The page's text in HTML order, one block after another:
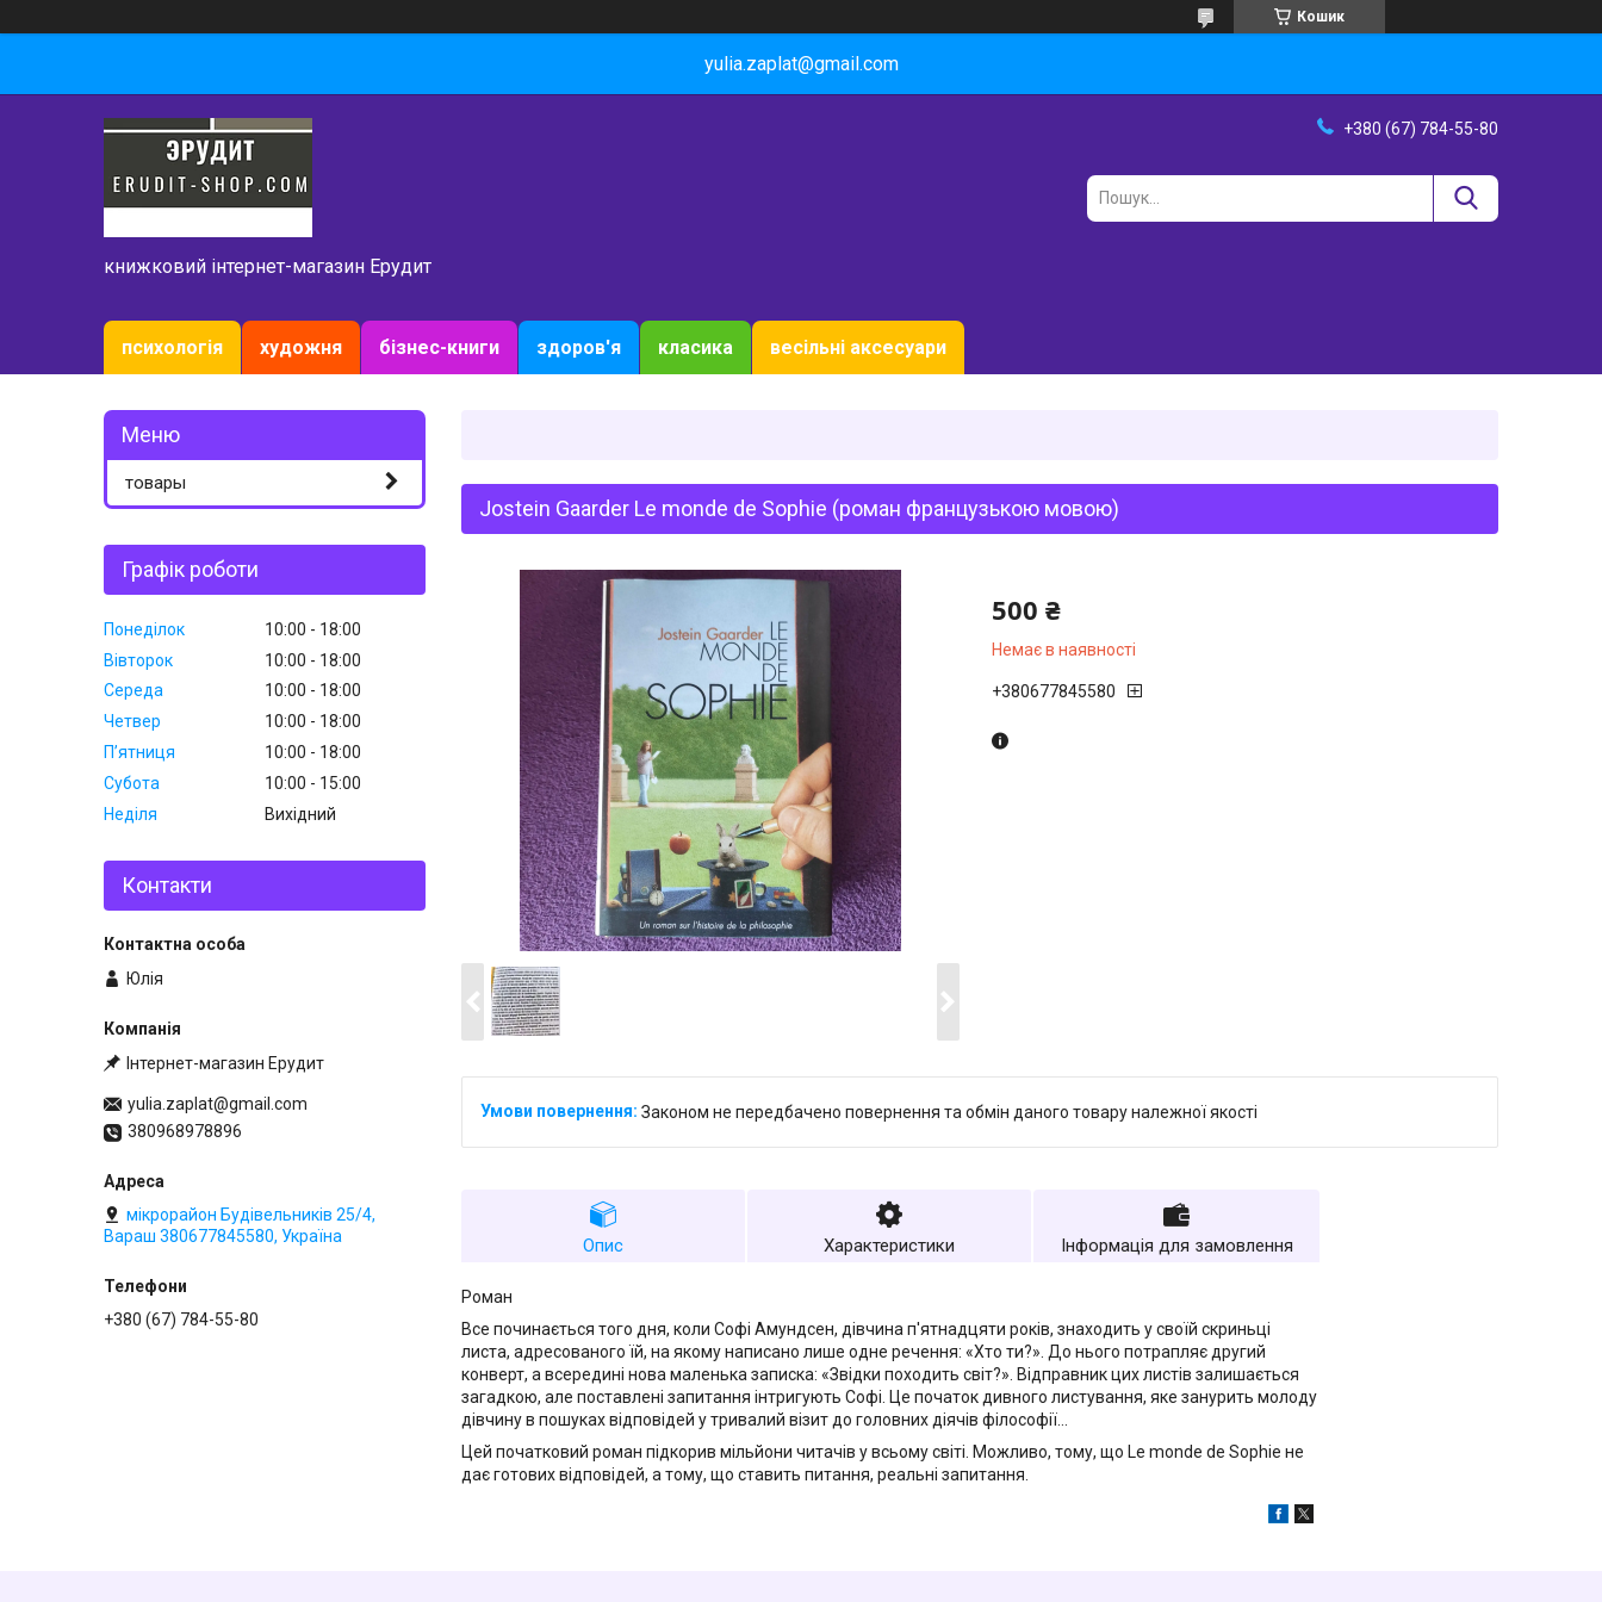
Кошик
yulia.zaplat@gmail.com
книжковий інтернет-магазин Ерудит
+380 (67) 784-55-80
психологія художня бізнес-книги здоров'я класика весільні аксесуари
Jostein Gaarder Le monde de Sophie (роман французькою мовою)
500 ₴
Немає в наявності
+380677845580
Законом не передбачено повернення та обмін даного товару належної якості
Опис Характеристики Інформація для замовлення
Роман
Все починається того дня, коли Софі Амундсен, дівчина п'ятнадцяти років, знаходить у своїй скриньці
листа, адресованого їй, на якому написано лише одне речення: «Хто ти?». До нього потрапляє другий
конверт, а всередині нова маленька записка: «Звідки походить світ?». Відправник цих листів залишається
загадкою, але поставлені запитання інтригують Софі. Це початок дивного листування, яке занурить молоду
дівчину в пошуках відповідей у ​​тривалий візит до головних діячів філософії...
Цей початковий роман підкорив мільйони читачів у всьому світі. Можливо, тому, що Le monde de Sophie не
дає готових відповідей, а тому, що ставить питання, реальні запитання.
товары
Графік роботи
Понеділок 10:00
18:00
Вівторок
10:00
18:00
Середа
10:00
18:00
Четвер
10:00
18:00
Пʼятниця
10:00
18:00
Субота
10:00
15:00
Неділя
Вихідний
Контакти
Юлія
Інтернет-магазин Ерудит
yulia.zaplat@gmail.com
380968978896
мікрорайон Будівельників 25/4,
Вараш 380677845580, Україна
+380 (67) 784-55-80